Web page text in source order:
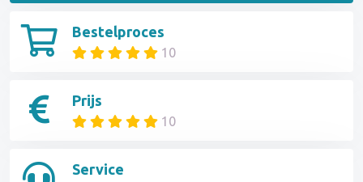
Bestelproces
10
Prijs
10
Service